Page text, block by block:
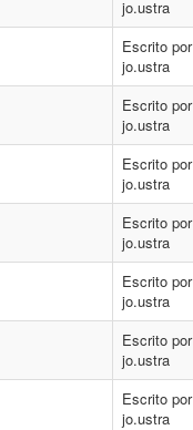
jo.ustra
Escrito por
jo.ustra
Escrito por
jo.ustra
Escrito por
jo.ustra
Escrito por
jo.ustra
Escrito por
jo.ustra
Escrito por
jo.ustra
Escrito por
jo.ustra